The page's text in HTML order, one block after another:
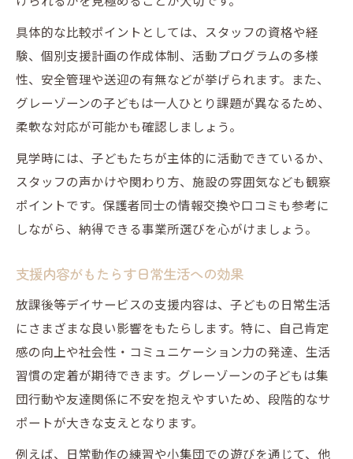
具体的な比較ポイントとしては、スタッフの資格や経
験、個別支援計画の作成体制、活動プログラムの多様
性、安全管理や送迎の有無などが挙げられます。また、
グレーゾーンの子どもは一人ひとり課題が異なるため、
柔軟な対応が可能かも確認しましょう。
見学時には、子どもたちが主体的に活動できているか、
スタッフの声かけや関わり方、施設の雰囲気なども観察
ポイントです。保護者同士の情報交換や口コミも参考に
しながら、納得できる事業所選びを心がけましょう。
支援内容がもたらす日常生活への効果
放課後等デイサービスの支援内容は、子どもの日常生活
にさまざまな良い影響をもたらします。特に、自己肯定
感の向上や社会性・コミュニケーション力の発達、生活
習慣の定着が期待できます。グレーゾーンの子どもは集
団行動や友達関係に不安を抱えやすいため、段階的なサ
ポートが大きな支えとなります。
例えば、日常動作の練習や小集団での遊びを通じて、他